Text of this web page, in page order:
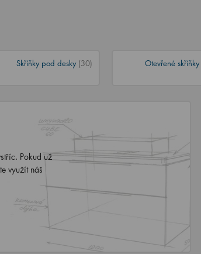
Skříňky pod desky (30) Otevřené skříňky
Pokud už
využít náš